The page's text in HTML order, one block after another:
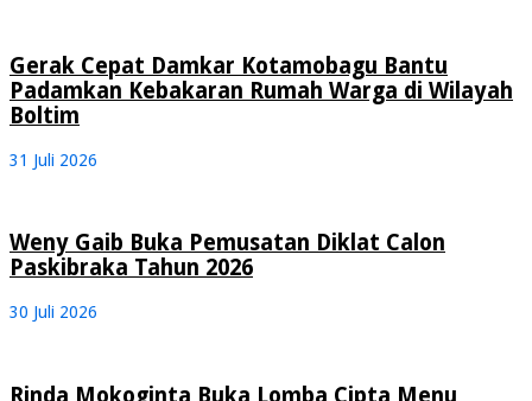
Gerak Cepat Damkar Kotamobagu Bantu
Padamkan Kebakaran Rumah Warga di Wilayah
Boltim
31 Juli 2026
Weny Gaib Buka Pemusatan Diklat Calon
Paskibraka Tahun 2026
30 Juli 2026
Rinda Mokoginta Buka Lomba Cipta Menu